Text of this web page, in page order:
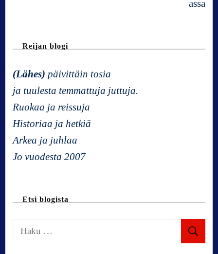
v
i
g
a
t
o
n
Reijan blogi
(Lähes) päivittäin tosia
ja tuulesta temmattuja juttuja.
Ruokaa ja reissuja
Historiaa ja hetkiä
Arkea ja juhlaa
Jo vuodesta 2007
Etsi blogista
a